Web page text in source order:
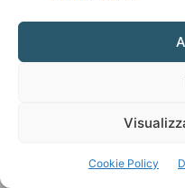
Cookie Policy